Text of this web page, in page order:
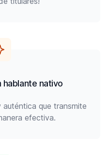
hablante nativo
que transmite
efectiva.